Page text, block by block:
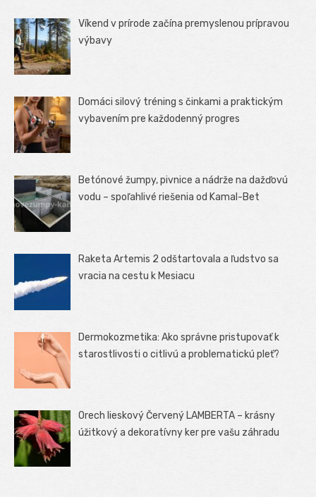
Víkend v prírode začína premyslenou prípravou
výbavy
Domáci silový tréning s činkami a praktickým
vybavením pre každodenný progres
Betónové žumpy, pivnice a nádrže na dažďovú
vodu – spoľahlivé riešenia od Kamal-Bet
Raketa Artemis 2 odštartovala a ľudstvo sa
vracia na cestu k Mesiacu
Dermokozmetika: Ako správne pristupovať k
starostlivosti o citlivú a problematickú pleť?
Orech lieskový Červený LAMBERTA – krásny
úžitkový a dekoratívny ker pre vašu záhradu